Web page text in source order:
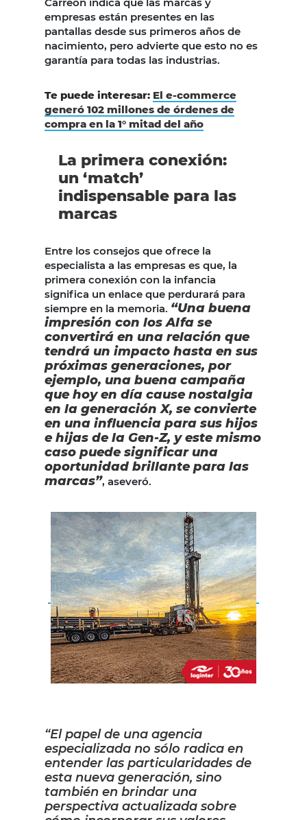
Carreón indica que las marcas y
empresas están presentes en las
pantallas desde sus primeros años de
nacimiento, pero advierte que esto no es
garantía para todas las industrias.
Te puede interesar: El e-commerce
generó 102 millones de órdenes de
compra en la 1° mitad del año
La primera conexión:
un ‘match’
indispensable para las
marcas
Entre los consejos que ofrece la
especialista a las empresas es que, la
primera conexión con la infancia
significa un enlace que perdurará para
siempre en la memoria. “Una buena
impresión con los Alfa se
convertirá en una relación que
tendrá un impacto hasta en sus
próximas generaciones, por
ejemplo, una buena campaña
que hoy en día cause nostalgia
en la generación X, se convierte
en una influencia para sus hijos
e hijas de la Gen-Z, y este mismo
caso puede significar una
oportunidad brillante para las
marcas”, aseveró.
“El papel de una agencia
especializada no sólo radica en
entender las particularidades de
esta nueva generación, sino
también en brindar una
perspectiva actualizada sobre